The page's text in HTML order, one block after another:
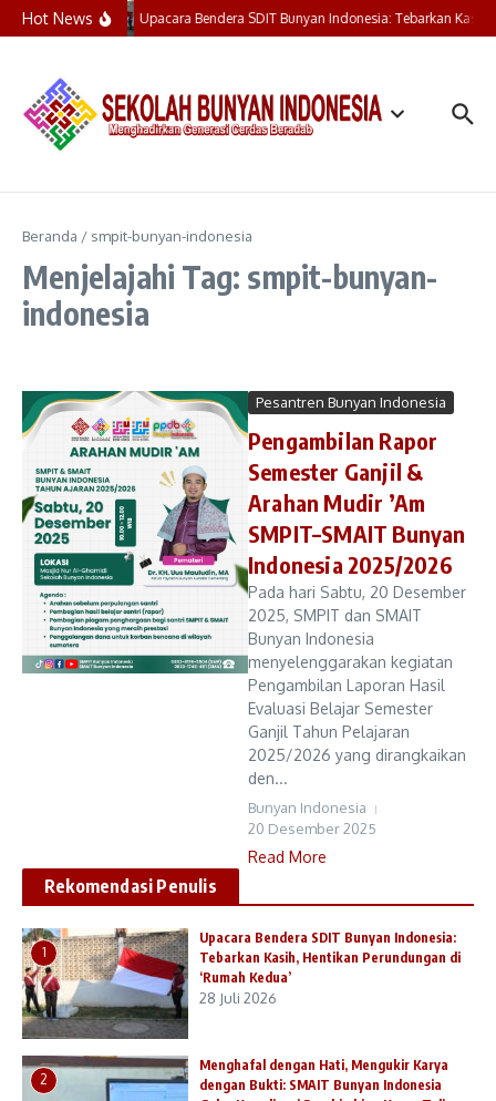
Lewati ke konten
Hot News Upacara Bendera SDIT Bunyan Indonesia: Tebarkan
Beranda / smpit-bunyan-indonesia
Menjelajahi Tag: smpit-bunyan-
indonesia
Pesantren Bunyan Indonesia
Pengambilan Rapor
Semester Ganjil &
Arahan Mudir ’Am
SMPIT–SMAIT Bunyan
Indonesia 2025/2026
Pada hari Sabtu, 20 Desember
2025, SMPIT dan SMAIT
Bunyan Indonesia
menyelenggarakan kegiatan
Pengambilan Laporan Hasil
Evaluasi Belajar Semester
Ganjil Tahun Pelajaran
2025/2026 yang dirangkaikan
den...
Bunyan Indonesia
20 Desember 2025
Read More
Rekomendasi Penulis
1
Upacara Bendera SDIT Bunyan Indonesia:
Tebarkan Kasih, Hentikan Perundungan di
‘Rumah Kedua’
28 Juli 2026
2
Menghafal dengan Hati, Mengukir Karya
dengan Bukti: SMAIT Bunyan Indonesia